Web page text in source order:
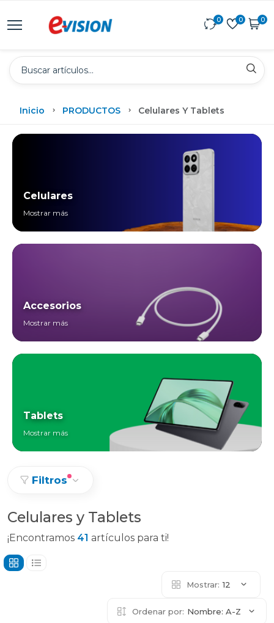
0 0 0
Inicio PRODUCTOS Celulares Y Tablets
Celulares
Mostrar más
Accesorios
Mostrar más
Tablets
Mostrar más
Filtros
Celulares y Tablets
¡Encontramos 41 artículos para ti!
Mostrar: 12
Ordenar por: Nombre: A-Z